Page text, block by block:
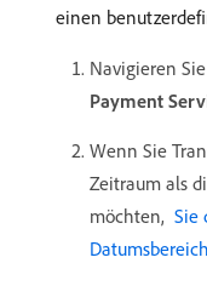
einen
Navigieren
Payment
Wenn Sie
Zeitraum als
möchten,